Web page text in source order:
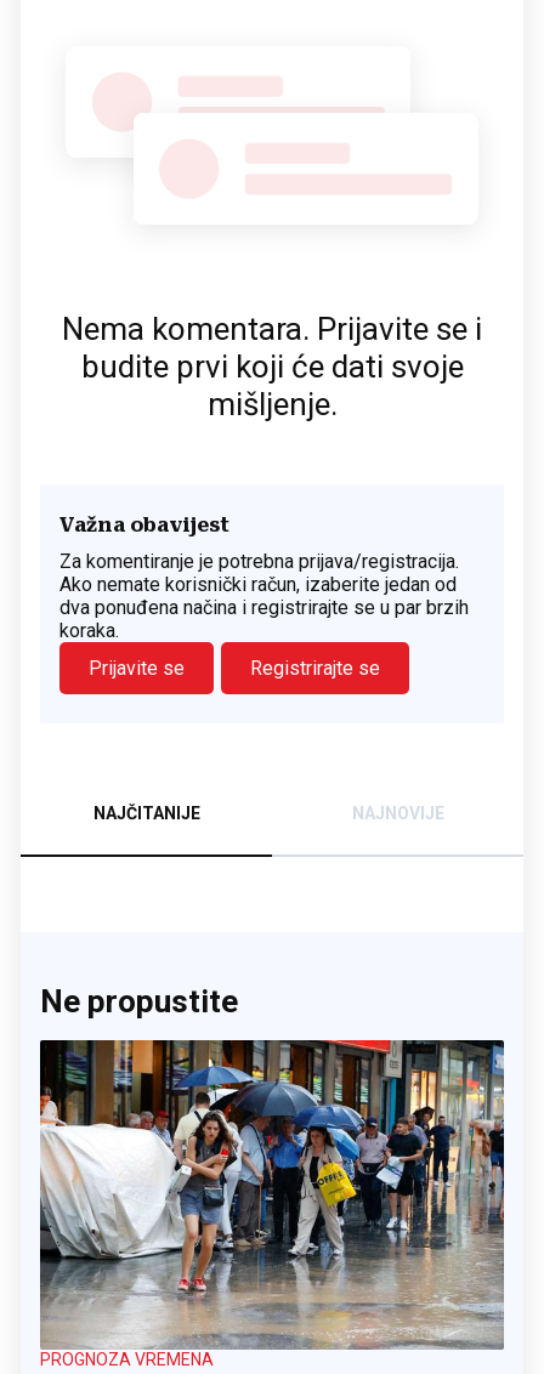
Nema komentara. Prijavite se i
budite prvi koji će dati svoje
mišljenje.
Važna obavijest
Za komentiranje je potrebna prijava/registracija.
Ako nemate korisnički račun, izaberite jedan od
dva ponuđena načina i registrirajte se u par brzih
koraka.
Prijavite se
Registrirajte se
NAJČITANIJE NAJNOVIJE
Ne propustite
PROGNOZA VREMENA